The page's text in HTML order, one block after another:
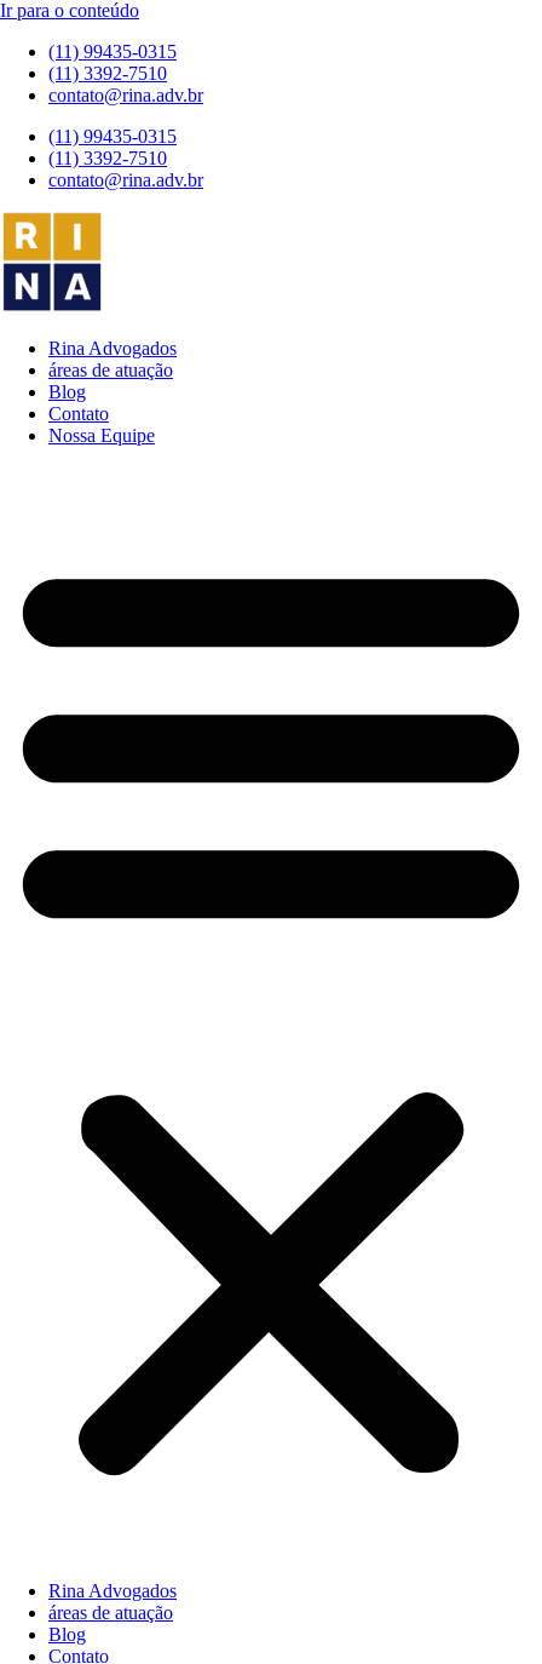
Ir para o conteúdo
(11) 99435-0315
(11) 3392-7510
contato@rina.adv.br
(11) 99435-0315
(11) 3392-7510
contato@rina.adv.br
Rina Advogados
áreas de atuação
Blog
Contato
Nossa Equipe
Rina Advogados
áreas de atuação
Blog
Contato